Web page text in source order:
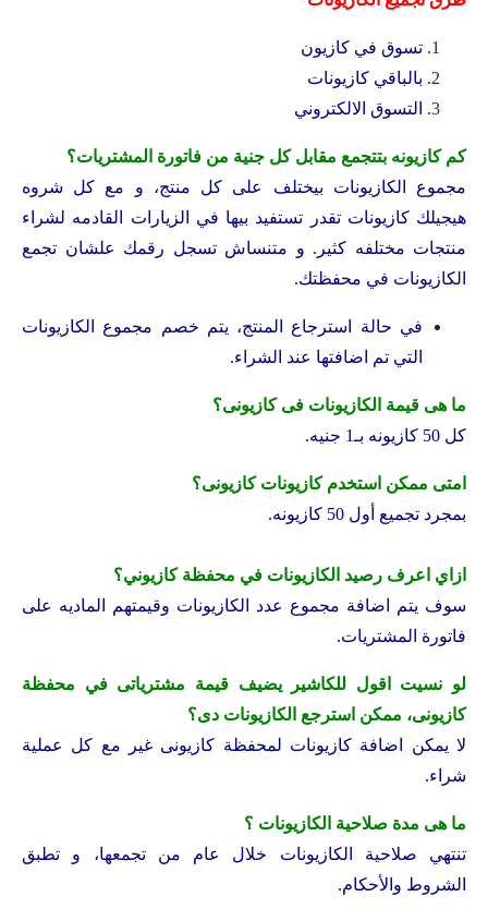
تسوق في كازيون
بالباقي كازيونات
التسوق الالكتروني
كم كازيونه بتتجمع مقابل كل جنية من فاتورة المشتريات؟
مجموع الكازيونات بيختلف على كل منتج، و مع كل شروه
هيجيلك كازيونات تقدر تستفيد بيها في الزيارات القادمه لشراء
منتجات مختلفه كثير. و متنساش تسجل رقمك علشان تجمع
الكازيونات في محفظتك.
في حالة استرجاع المنتج، يتم خصم مجموع الكازيونات
التي تم اضافتها عند الشراء.
ما هى قيمة الكازيونات فى كازيونى؟
كل 50 كازيونه بـ1 جنيه.
امتى ممكن استخدم كازيونات كازيونى؟
بمجرد تجميع أول 50 كازيونه.
ازاي اعرف رصيد الكازيونات في محفظة كازيوني؟
سوف يتم اضافة مجموع عدد الكازيونات وقيمتهم الماديه على
فاتورة المشتريات.
لو نسيت اقول للكاشير يضيف قيمة مشترياتى في محفظة
كازيونى، ممكن استرجع الكازيونات دى؟
لا يمكن اضافة كازيونات لمحفظة كازيونى غير مع كل عملية
شراء.
ما هى مدة صلاحية الكازيونات ؟
تنتهي صلاحية الكازيونات خلال عام من تجمعها، و تطبق
الشروط والأحكام.